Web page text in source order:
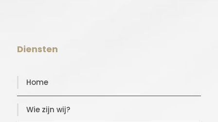
Diensten
Home
Wie zijn wij?